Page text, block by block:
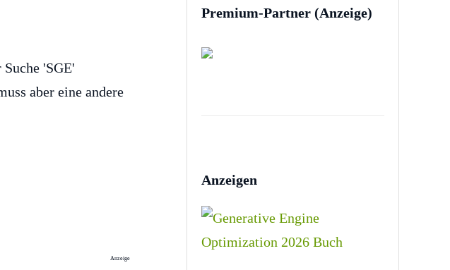
'SGE'
aber eine andere
Anzeige
Premium-Partner (Anzeige)
Anzeigen